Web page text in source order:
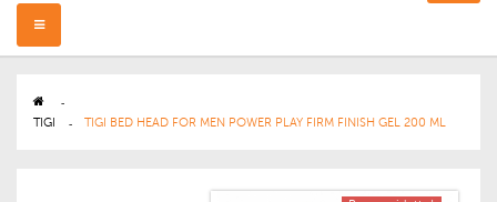
Navigazione
Toggle
>
TIGI
> TIGI BED HEAD FOR MEN POWER PLAY FIRM FINISH GEL 200 ML